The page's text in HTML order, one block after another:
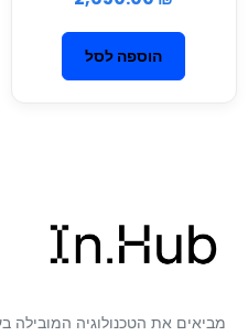
הוספה לסל
מביאים את הטכנולוגיה המובילה